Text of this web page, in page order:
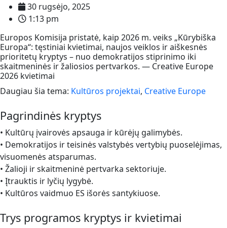
30 rugsėjo, 2025
1:13 pm
Europos Komisija pristatė, kaip 2026 m. veiks „Kūrybiška
Europa“: tęstiniai kvietimai, naujos veiklos ir aiškesnės
prioritetų kryptys – nuo demokratijos stiprinimo iki
skaitmeninės ir žaliosios pertvarkos. — Creative Europe
2026 kvietimai
Daugiau šia tema: Kultūros projektai, Creative Europe
Pagrindinės kryptys
• Kultūrų įvairovės apsauga ir kūrėjų galimybės.
• Demokratijos ir teisinės valstybės vertybių puoselėjimas,
visuomenės atsparumas.
• Žalioji ir skaitmeninė pertvarka sektoriuje.
• Įtrauktis ir lyčių lygybė.
• Kultūros vaidmuo ES išorės santykiuose.
Trys programos kryptys ir kvietimai